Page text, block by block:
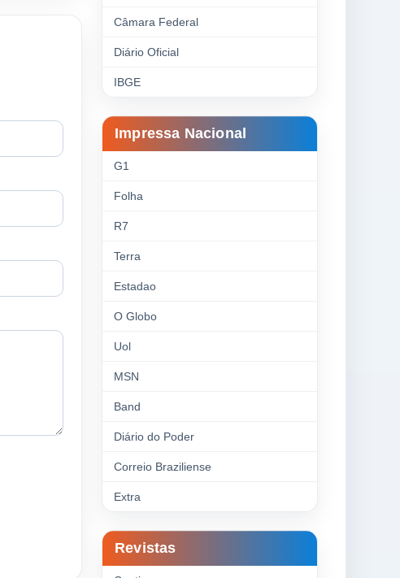
Câmara Federal
Diário Oficial
IBGE
Impressa Nacional
G1
Folha
R7
Terra
Estadao
O Globo
Uol
MSN
Band
Diário do Poder
Correio Braziliense
Extra
Revistas